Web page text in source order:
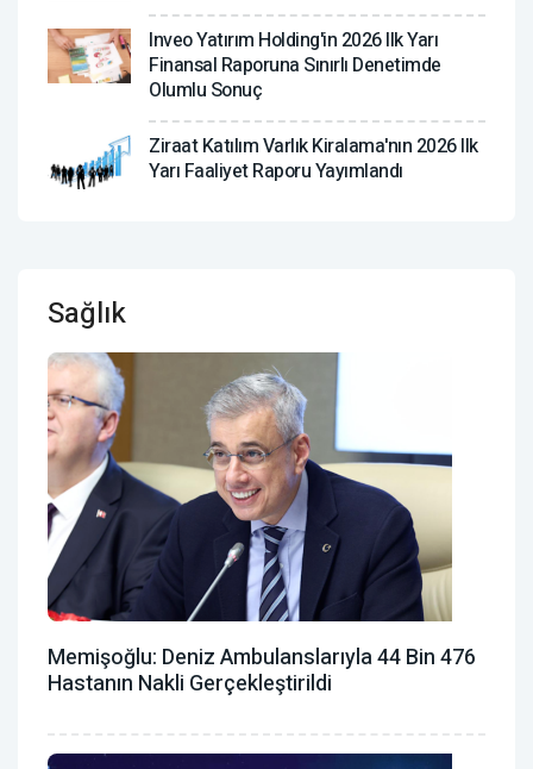
Inveo Yatırım Holding'in 2026 Ilk Yarı
Finansal Raporuna Sınırlı Denetimde
Olumlu Sonuç
Ziraat Katılım Varlık Kiralama'nın 2026 Ilk
Yarı Faaliyet Raporu Yayımlandı
Sağlık
Memişoğlu: Deniz Ambulanslarıyla 44 Bin 476
Hastanın Nakli Gerçekleştirildi